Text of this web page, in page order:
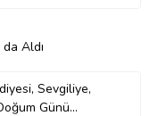
Aldı
Sevgiliye,
Günü